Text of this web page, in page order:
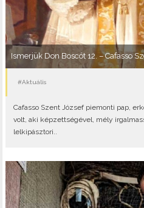
Ismerjük Don Boscót 12. – Cafasso
#Aktuális
Cafasso Szent József piemonti pap,
volt, aki képzettségével, mély
lelkipásztori..